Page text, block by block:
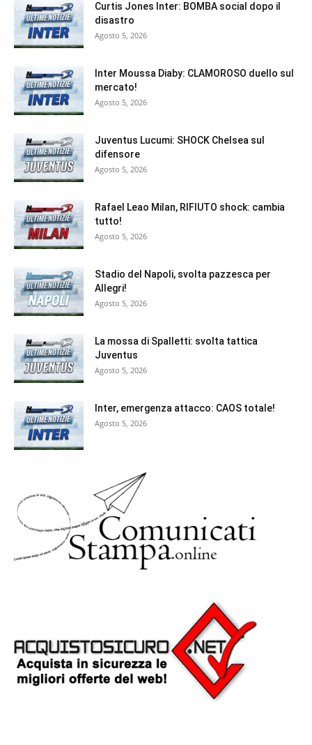
Curtis Jones Inter: BOMBA social dopo il
disastro
Agosto 5, 2026
Inter Moussa Diaby: CLAMOROSO duello sul
mercato!
Agosto 5, 2026
Juventus Lucumi: SHOCK Chelsea sul
difensore
Agosto 5, 2026
Rafael Leao Milan, RIFIUTO shock: cambia
tutto!
Agosto 5, 2026
Stadio del Napoli, svolta pazzesca per
Allegri!
Agosto 5, 2026
La mossa di Spalletti: svolta tattica
Juventus
Agosto 5, 2026
Inter, emergenza attacco: CAOS totale!
Agosto 5, 2026